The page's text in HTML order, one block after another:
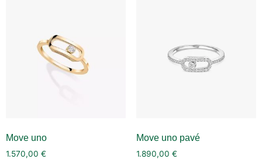
Move uno
1.570,00 €
Move uno pavé
1.890,00 €